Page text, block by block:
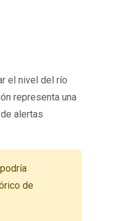
el nivel del río
representa una
alertas
de